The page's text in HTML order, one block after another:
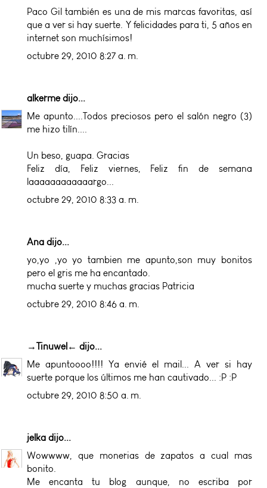
Paco Gil también es una de mis marcas favoritas, así
que a ver si hay suerte. Y felicidades para ti, 5 años en
internet son muchísimos!
octubre 29, 2010 8:27 a. m.
alkermedijo...
Me apunto....Todos preciosos pero el salón negro (3)
me hizo tilín....
Un beso, guapa. Gracias
Feliz día, Feliz viernes, Feliz fin de semana
laaaaaaaaaaaargo...
octubre 29, 2010 8:33 a. m.
Ana dijo...
yo,yo ,yo yo tambien me apunto,son muy bonitos
pero el gris me ha encantado.
mucha suerte y muchas gracias Patricia
octubre 29, 2010 8:46 a. m.
→Tinuwel← dijo...
Me apuntoooo!!!! Ya envié el mail... A ver si hay
suerte porque los últimos me han cautivado... :P :P
octubre 29, 2010 8:50 a. m.
jelka dijo...
Wowwww, que monerias de zapatos a cual mas
bonito.
Me encanta tu blog aunque, no escriba por